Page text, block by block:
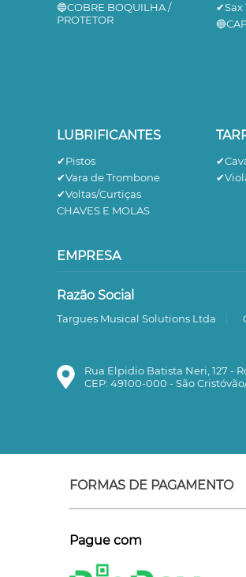
🔵COBRE BOQUILHA /
PROTETOR
✔Sax
LUBRIFICANTES
✔Pistos
✔Vara de Trombone
✔Voltas/Curtiças
CHAVES E MOLAS
EMPRESA
Razão Social
Targues Musical Solutions Ltda
Rua Elpidio Batista Neri, 127 -
CEP: 49100-000 - São
FORMAS DE PAGAMENTO
Pague com